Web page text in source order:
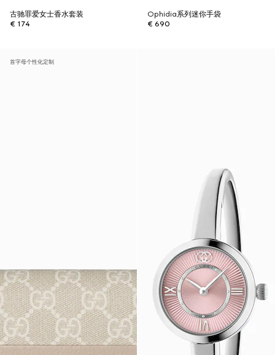
古驰罪爱女士香水套装
€ 174
Ophidia系列迷你手袋
€ 690
首字母个性化定制